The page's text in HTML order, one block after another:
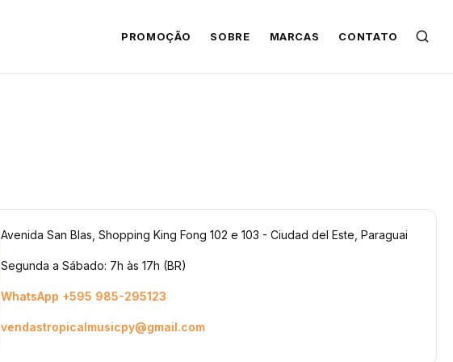
PROMOÇÃO SOBRE MARCAS CONTATO
Avenida San Blas, Shopping King Fong 102 e 103 - Ciudad del Este, Paraguai
Segunda a Sábado: 7h às 17h (BR)
WhatsApp +595 985-295123
vendastropicalmusicpy@gmail.com